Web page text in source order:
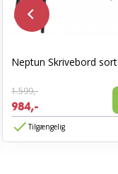
Neptun Skrivebord sort
1.599,-
984,-
Tilgængelig